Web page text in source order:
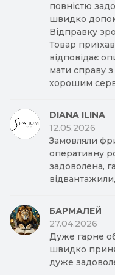
повністю
швидко
Відправку
Товар
відповідає
мати справу
хорошим
DIANA ILINA
12.05.2026
Замовляли
оперативну
задоволена,
БАРМАЛЕЙ
27.04.2026
Дуже гарне
швидко
дуже